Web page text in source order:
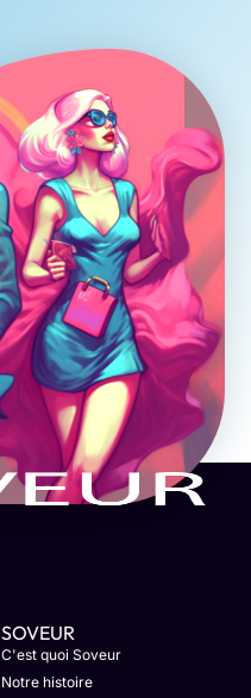
SOVEUR
C'est quoi Soveur
Notre histoire